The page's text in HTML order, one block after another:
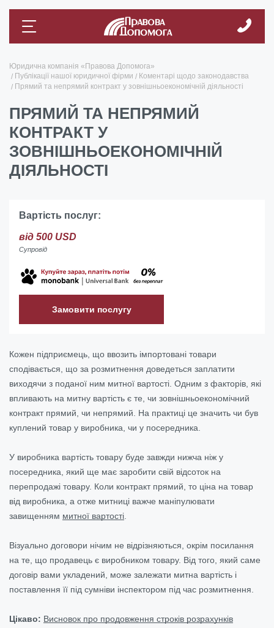
Юридична компанія «Правова Допомога»
Публікації нашої юридичної фірми
Коментарі щодо законодавства
Прямий та непрямий контракт у зовнішньоекономічній діяльності
ПРЯМИЙ ТА НЕПРЯМИЙ
КОНТРАКТ У
ЗОВНІШНЬОЕКОНОМІЧНІЙ
ДІЯЛЬНОСТІ
Вартість послуг:
від 500 USD
Супровід
Замовити послугу
Кожен підприємець, що ввозить імпортовані товари
сподівається, що за розмитнення доведеться заплатити
виходячи з поданої ним митної вартості. Одним з факторів, які
впливають на митну вартість є те, чи зовнішньоекономічний
контракт прямий, чи непрямий. На практиці це значить чи був
куплений товар у виробника, чи у посередника.
У виробника вартість товару буде завжди нижча ніж у
посередника, який ще має заробити свій відсоток на
перепродажі товару. Коли контракт прямий, то ціна на товар
від виробника, а отже митниці важче маніпулювати
завищенням митної вартості
Візуально договори нічим не відрізняються, окрім посилання
на те, що продавець є виробником товару. Від того, який саме
договір вами укладений, може залежати митна вартість і
поставлення її під сумніви інспектором під час розмитнення.
Цікаво: Висновок про продовження строків розрахунків